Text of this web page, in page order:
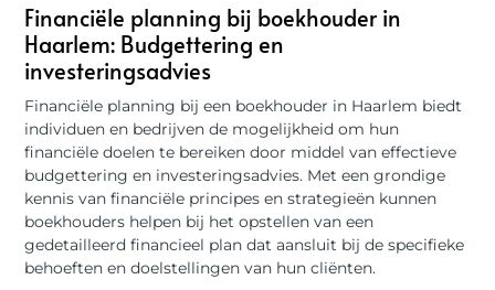
Financiële planning bij boekhouder in
Haarlem: Budgettering en
investeringsadvies
Financiële planning bij een boekhouder in Haarlem biedt
individuen en bedrijven de mogelijkheid om hun
financiële doelen te bereiken door middel van effectieve
budgettering en investeringsadvies. Met een grondige
kennis van financiële principes en strategieën kunnen
boekhouders helpen bij het opstellen van een
gedetailleerd financieel plan dat aansluit bij de specifieke
behoeften en doelstellingen van hun cliënten.